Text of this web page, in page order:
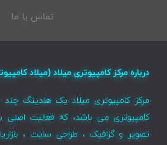
تماس با ما
درباره مرکز کامپیوتری میلاد (میلاد
مرکز کامپیوتری میلاد یک هلدینگ
کامپیوتری می باشد، که فعالیت
تصویر و گرافیک ، طراحی سایت ،